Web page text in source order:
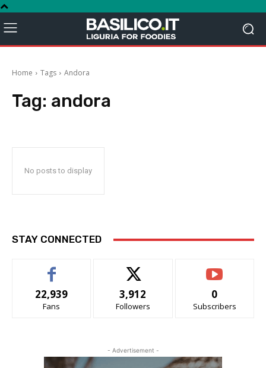
Home Tags Andora
Tag: andora
No posts to display
STAY CONNECTED
22,939
Fans
3,912
Followers
0
Subscribers
- Advertisement -